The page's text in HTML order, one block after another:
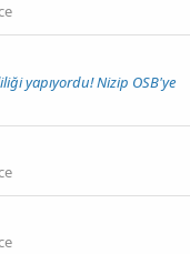
yapıyordu! Nizip OSB'ye